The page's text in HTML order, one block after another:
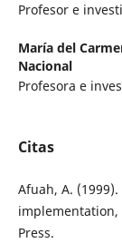
Profesor e
María del
Nacional
Profesora e
Citas
Afuah, A.
implementation,
Press.